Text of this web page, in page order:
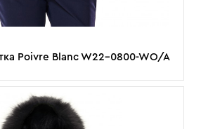
Poivre Blanc W22-0800-WO/A